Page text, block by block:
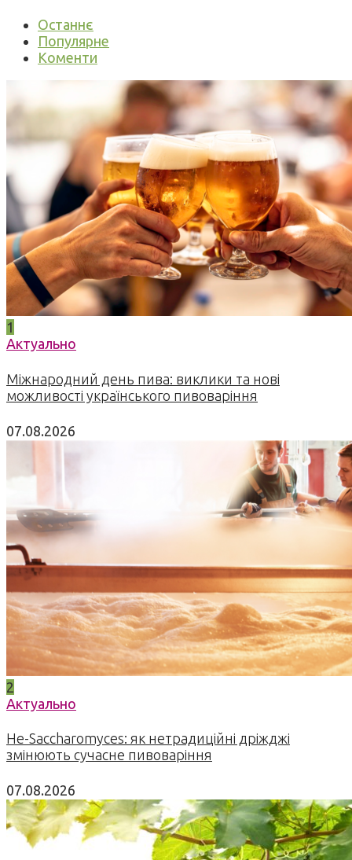
Останнє
Популярне
Коменти
1
Актуально
Міжнародний день пива: виклики та нові
можливості українського пивоваріння
07.08.2026
2
Актуально
Не-Saccharomyces: як нетрадиційні дріжджі
змінюють сучасне пивоваріння
07.08.2026